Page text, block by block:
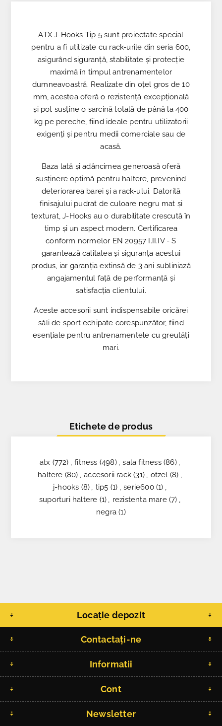
ATX J-Hooks Tip 5 sunt proiectate special
pentru a fi utilizate cu rack-urile din seria 600,
asigurând siguranță, stabilitate și protecție
maximă în timpul antrenamentelor
dumneavoastră. Realizate din oțel gros de 10
mm, acestea oferă o rezistență excepțională
și pot susține o sarcină totală de până la 400
kg pe pereche, fiind ideale pentru utilizatorii
exigenți și pentru medii comerciale sau de
acasă.
Baza lată și adâncimea generoasă oferă
susținere optimă pentru haltere, prevenind
deteriorarea barei și a rack-ului. Datorită
finisajului pudrat de culoare negru mat și
texturat, J-Hooks au o durabilitate crescută în
timp și un aspect modern. Certificarea
conform normelor EN 20957 I.II.IV - S
garantează calitatea și siguranța acestui
produs, iar garanția extinsă de 3 ani subliniază
angajamentul față de performanță și
satisfacția clientului.
Aceste accesorii sunt indispensabile oricărei
săli de sport echipate corespunzător, fiind
esențiale pentru antrenamentele cu greutăți
mari.
Etichete de produs
atx (772) , fitness (498) , sala fitness (86) ,
haltere (80) , accesorii rack (31) , otzel (8) ,
j-hooks (8) , tip5 (1) , serie600 (1) ,
suporturi haltere (1) , rezistenta mare (7) ,
negra (1)
Locație depozit
Contactați-ne
Informatii
Cont
Newsletter